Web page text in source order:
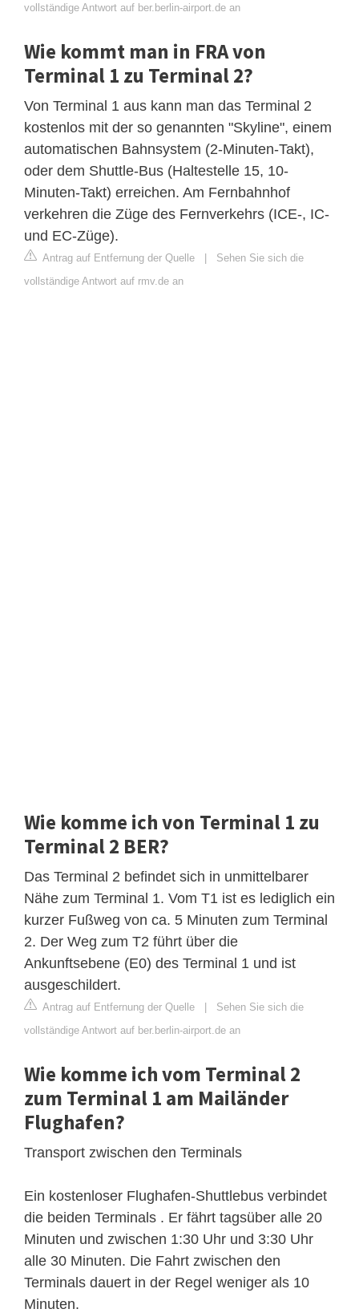
vollständige Antwort auf ber.berlin-airport.de an
Wie kommt man in FRA von
Terminal 1 zu Terminal 2?
Von Terminal 1 aus kann man das Terminal 2
kostenlos mit der so genannten "Skyline", einem
automatischen Bahnsystem (2-Minuten-Takt),
oder dem Shuttle-Bus (Haltestelle 15, 10-
Minuten-Takt) erreichen. Am Fernbahnhof
verkehren die Züge des Fernverkehrs (ICE-, IC-
und EC-Züge).
Antrag auf Entfernung der Quelle | Sehen Sie sich die
vollständige Antwort auf rmv.de an
Wie komme ich von Terminal 1 zu
Terminal 2 BER?
Das Terminal 2 befindet sich in unmittelbarer
Nähe zum Terminal 1. Vom T1 ist es lediglich ein
kurzer Fußweg von ca. 5 Minuten zum Terminal
2. Der Weg zum T2 führt über die
Ankunftsebene (E0) des Terminal 1 und ist
ausgeschildert.
Antrag auf Entfernung der Quelle | Sehen Sie sich die
vollständige Antwort auf ber.berlin-airport.de an
Wie komme ich vom Terminal 2
zum Terminal 1 am Mailänder
Flughafen?
Transport zwischen den Terminals
Ein kostenloser Flughafen-Shuttlebus verbindet
die beiden Terminals . Er fährt tagsüber alle 20
Minuten und zwischen 1:30 Uhr und 3:30 Uhr
alle 30 Minuten. Die Fahrt zwischen den
Terminals dauert in der Regel weniger als 10
Minuten.